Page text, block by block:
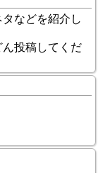
などを紹介し
ん投稿してくだ